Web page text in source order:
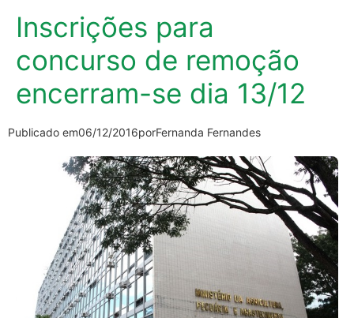
Inscrições para
concurso de remoção
encerram-se dia 13/12
Publicado em06/12/2016porFernanda Fernandes